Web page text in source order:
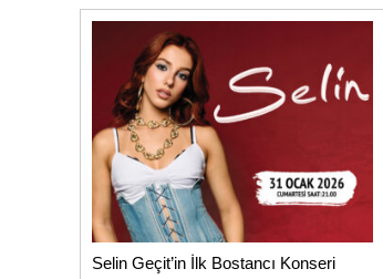
Selin Geçit’in İlk Bostancı Konseri